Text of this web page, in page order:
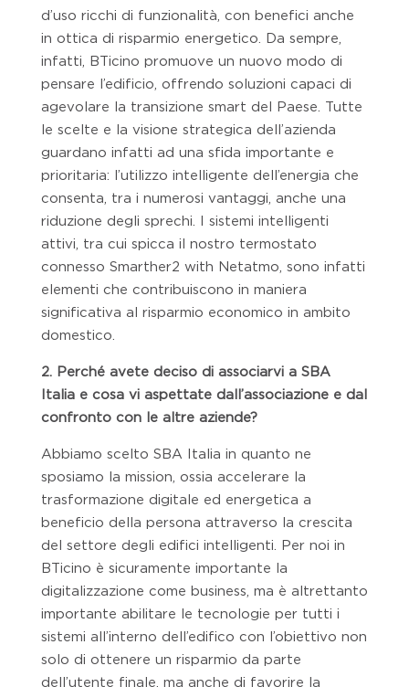
d’uso ricchi di funzionalità, con benefici anche
in ottica di risparmio energetico. Da sempre,
infatti, BTicino promuove un nuovo modo di
pensare l’edificio, offrendo soluzioni capaci di
agevolare la transizione smart del Paese. Tutte
le scelte e la visione strategica dell’azienda
guardano infatti ad una sfida importante e
prioritaria: l’utilizzo intelligente dell’energia che
consenta, tra i numerosi vantaggi, anche una
riduzione degli sprechi. I sistemi intelligenti
attivi, tra cui spicca il nostro termostato
connesso Smarther2 with Netatmo, sono infatti
elementi che contribuiscono in maniera
significativa al risparmio economico in ambito
domestico.
2. Perché avete deciso di associarvi a SBA
Italia e cosa vi aspettate dall’associazione e dal
confronto con le altre aziende?
Abbiamo scelto SBA Italia in quanto ne
sposiamo la mission, ossia accelerare la
trasformazione digitale ed energetica a
beneficio della persona attraverso la crescita
del settore degli edifici intelligenti. Per noi in
BTicino è sicuramente importante la
digitalizzazione come business, ma è altrettanto
importante abilitare le tecnologie per tutti i
sistemi all’interno dell’edifico con l’obiettivo non
solo di ottenere un risparmio da parte
dell’utente finale, ma anche di favorire la